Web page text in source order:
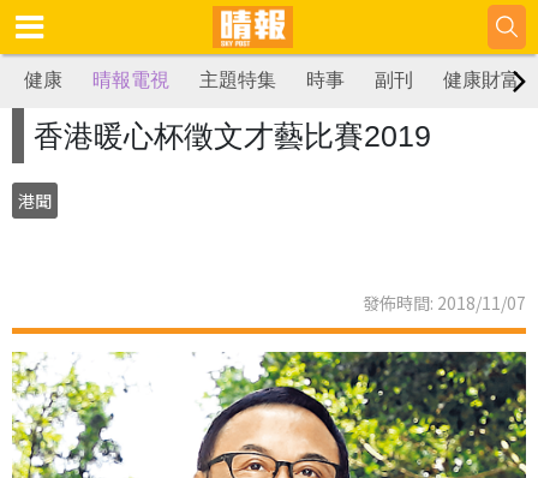
健康 晴報電視 主題特集 時事 副刊 健康財富
香港暖心杯徵文才藝比賽2019
港聞
發佈時間: 2018/11/07